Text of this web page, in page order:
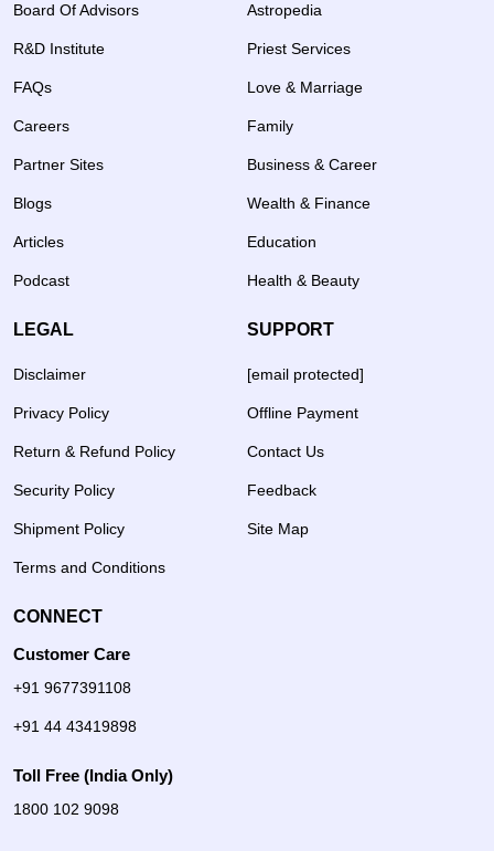
Board Of Advisors
R&D Institute
FAQs
Careers
Partner Sites
Blogs
Articles
Podcast
Astropedia
Priest Services
Love & Marriage
Family
Business & Career
Wealth & Finance
Education
Health & Beauty
LEGAL
Disclaimer
Privacy Policy
Return & Refund Policy
Security Policy
Shipment Policy
Terms and Conditions
SUPPORT
[email protected]
Offline Payment
Contact Us
Feedback
Site Map
CONNECT
Customer Care
+91 9677391108
+91 44 43419898
Toll Free (India Only)
1800 102 9098